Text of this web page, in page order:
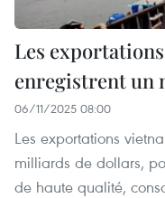
Les
enregistrent un
06/11/2025 08:00
Les exportations
milliards de dollars,
de haute qualité,